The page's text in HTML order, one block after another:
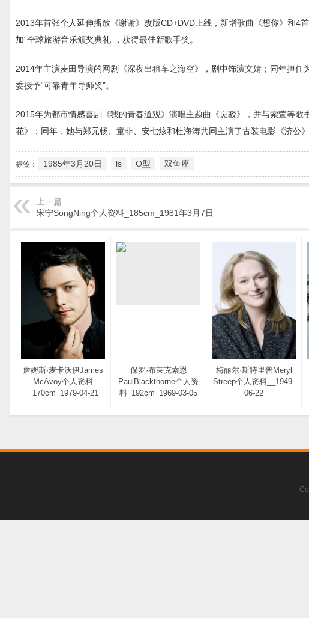
2013年首张个人延伸播放《谢谢》改版CD+DVD上线，新增歌曲《想你》和4
加“全球旅游音乐颁奖典礼”，获得最佳新歌手奖。
2014年主演麦田导演的网剧《深夜出租车之海空》，剧中饰演文婧；同年担
委授予“可靠青年导师奖”。
2015年为都市情感喜剧《我的青春道观》演唱主题曲《斑驳》，并与索萱等
花》；同年，她与郑元畅、童非、安七炫和杜海涛共同主演了古装电影《济公
标签： 1985年3月20日 ls O型 双鱼座
上一篇
宋宁SongNing个人资料_185cm_1981年3月7日
詹姆斯·麦卡沃伊James
McAvoy个人资料
_170cm_1979-04-21
保罗·布莱克索恩
PaulBlackthorne个人资
料_192cm_1969-03-05
梅丽尔·斯特里普Meryl
Streep个人资料__1949-
06-22